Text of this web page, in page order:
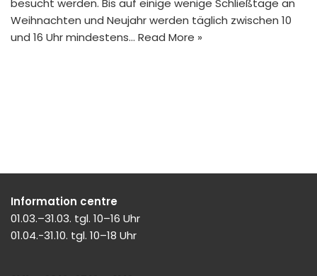
besucht werden. Bis auf einige wenige Schließtage an
Weihnachten und Neujahr werden täglich zwischen 10
und 16 Uhr mindestens… Read More »
Information centre
01.03.–31.03. tgl. 10–16 Uhr
01.04.-31.10. tgl. 10–18 Uhr